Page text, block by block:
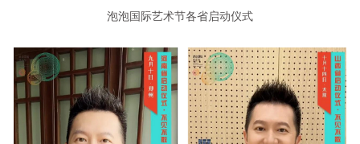
泡泡国际艺术节各省启动仪式